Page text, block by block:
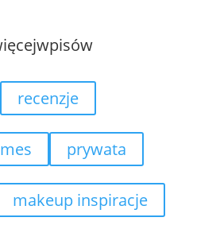
wpisów
recenzje
prywata
makeup inspiracje